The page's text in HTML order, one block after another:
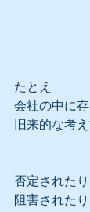
たとえ
会社の中に
旧来的な考
否定されたり
阻害されたり